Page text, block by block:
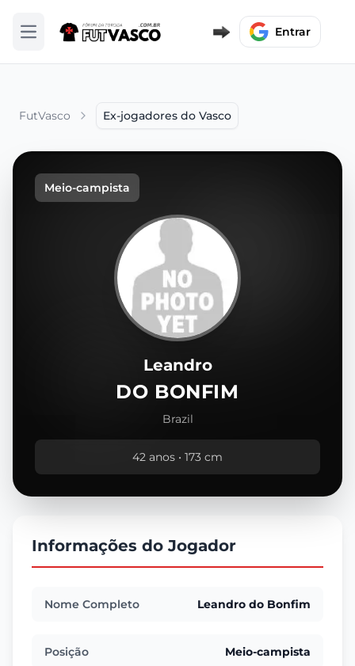
Abrir menu Entrar
FutVasco Ex-jogadores do Vasco
Meio-campista
Leandro
DO BONFIM
Brazil
42 anos • 173 cm
Informações do Jogador
Nome Completo Leandro do Bonfim
Posição Meio-campista